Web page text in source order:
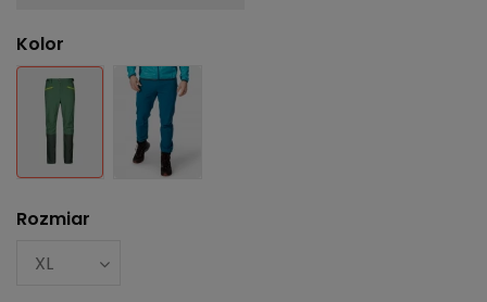
Kolor
Zielony
Granatowy
Rozmiar